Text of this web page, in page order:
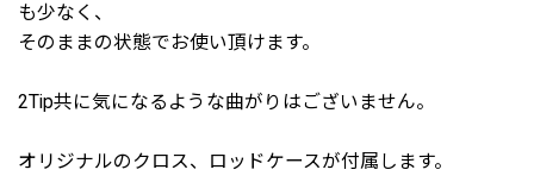
も少なく、
そのままの状態でお使い頂けます。
2Tip共に気になるような曲がりはございません。
オリジナルのクロス、ロッドケースが付属します。